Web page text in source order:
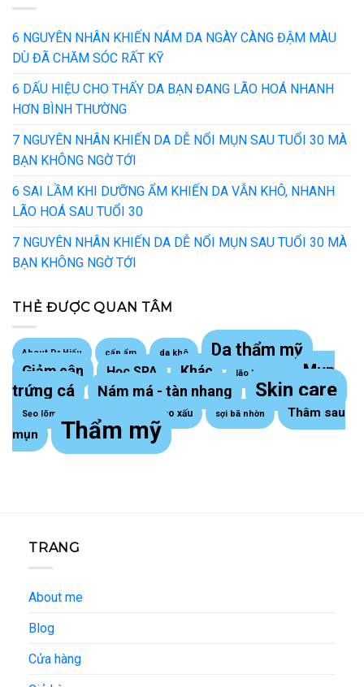
6 NGUYÊN NHÂN KHIẾN NÁM DA NGÀY CÀNG ĐẬM MÀU
DÙ ĐÃ CHĂM SÓC RẤT KỸ
6 DẤU HIỆU CHO THẤY DA BẠN ĐANG LÃO HOÁ NHANH
HƠN BÌNH THƯỜNG
7 NGUYÊN NHÂN KHIẾN DA DỄ NỔI MỤN SAU TUỔI 30 MÀ
BẠN KHÔNG NGỜ TỚI
6 SAI LẦM KHI DƯỠNG ẨM KHIẾN DA VẪN KHÔ, NHANH
LÃO HOÁ SAU TUỔI 30
7 NGUYÊN NHÂN KHIẾN DA DỄ NỔI MỤN SAU TUỔI 30 MÀ
BẠN KHÔNG NGỜ TỚI
THẺ ĐƯỢC QUAN TÂM
About Dr Hiếu cấp ẩm da khô Da thẩm mỹ
Giảm cân Học SPA Khác lão hoá da
Mụn
trứng cá
Nám má - tàn nhang Skin care
Sẹo lõm trứng cá Sẹo lồi - sẹo xấu sợi bã nhờn
Thâm sau
mụn
Thẩm mỹ
TRANG
About me
Blog
Cửa hàng